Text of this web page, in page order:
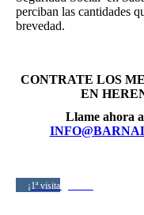
perciban las cantidades
brevedad.
CONTRATE LOS
EN
Llame ahora
¡1ª visita gratuita!